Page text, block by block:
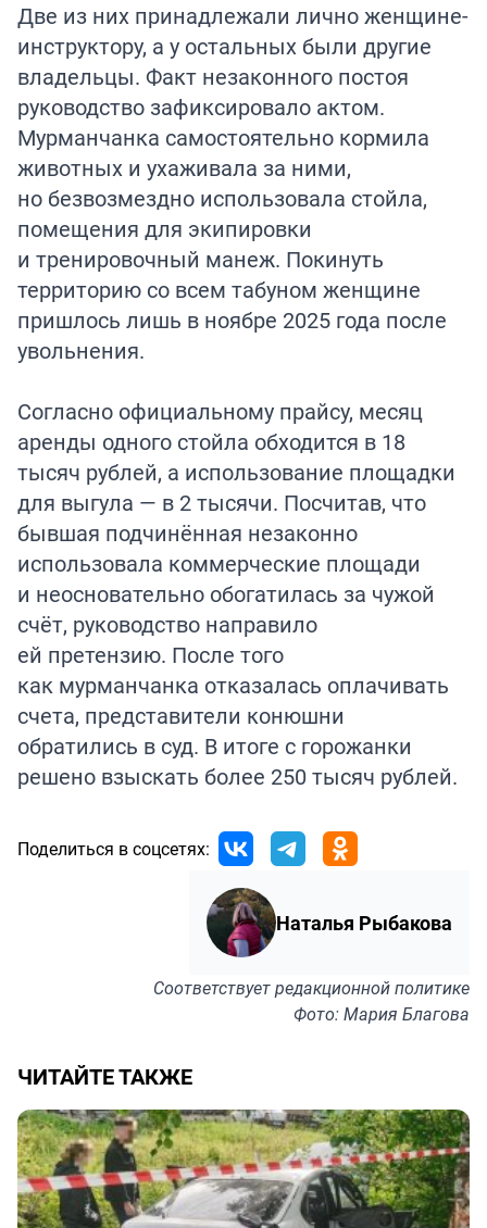
Две из них принадлежали лично женщине-
инструктору, а у остальных были другие
владельцы. Факт незаконного постоя
руководство зафиксировало актом.
Мурманчанка самостоятельно кормила
животных и ухаживала за ними,
но безвозмездно использовала стойла,
помещения для экипировки
и тренировочный манеж. Покинуть
территорию со всем табуном женщине
пришлось лишь в ноябре 2025 года после
увольнения.
Согласно официальному прайсу, месяц
аренды одного стойла обходится в 18
тысяч рублей, а использование площадки
для выгула — в 2 тысячи. Посчитав, что
бывшая подчинённая незаконно
использовала коммерческие площади
и неосновательно обогатилась за чужой
счёт, руководство направило
ей претензию. После того
как мурманчанка отказалась оплачивать
счета, представители конюшни
обратились в суд. В итоге с горожанки
решено взыскать более 250 тысяч рублей.
Поделиться в соцсетях:
Наталья Рыбакова
Соответствуетредакционной политике
Фото: Мария Благова
ЧИТАЙТЕ ТАКЖЕ